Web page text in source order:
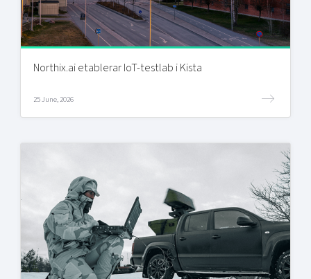
Northix.ai etablerar IoT-testlab i Kista
25 June, 2026